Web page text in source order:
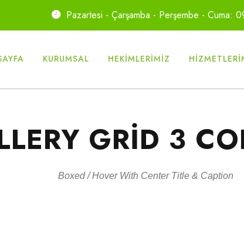
Pazartesi - Çarşamba - Perşembe - Cuma:
KURUMSAL HEKIMLERIMIZ
GRID 3
Boxed / Hover With Center Title & Caption